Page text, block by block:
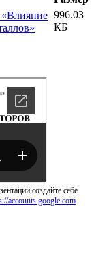
«Влияние 996.03
КБ
создайте себе
accounts.google.com